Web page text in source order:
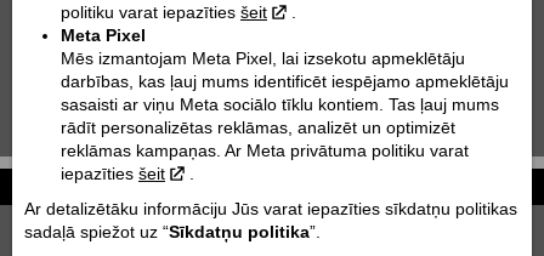
KTM 300 EXC TPI | 2021
KTM 790 ADVENTURE R RALLY | 2020
KTM 85 SX | 2020
1930 1950 1960 1970 1980 1990 2000
politiku varat iepazīties šeit
Meta Pixel
Mēs izmantojam Meta Pixel, lai izsekotu apmeklētāju
darbības, kas ļauj mums identificēt iespējamo apmeklētāju
sasaisti ar viņu Meta sociālo tīklu kontiem. Tas ļauj mums
rādīt personalizētas reklāmas, analizēt un optimizēt
reklāmas kampaņas. Ar Meta privātuma politiku varat
iepazīties šeit
Ar detalizētāku informāciju Jūs varat iepazīties sīkdatņu politikas
sadaļā spiežot uz “Sīkdatņu politika”.